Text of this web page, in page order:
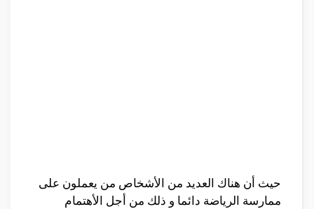
حيث أن هناك العديد من الأشخاص من يعملون على
ممارسة الرياضة دائما و ذلك من أجل الأهتمام